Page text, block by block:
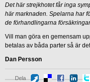
Det här strejkhotet får inga
här marknaden. Spelarna har
de förhandlingarna
Vill man göra en gemensam
betalas av båda parter så är
Dan Persson
Dela